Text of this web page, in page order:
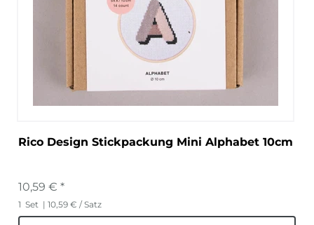
Rico Design Stickpackung Mini Alphabet 10cm
10,59 € *
1 Set | 10,59 € / Satz